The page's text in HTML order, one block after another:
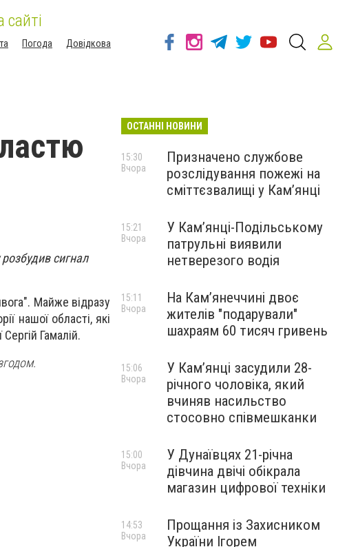
Погода
Довідкова
розбудив сигнал
Майже відразу
нашої області, які
Гамалій.
ОСТАННІ НОВИНИ
Призначено службове
розслідування пожежі на
сміттєзвалищі у Кам’янці
15:30
Вчора
У Кам’янці-Подільському
патрульні виявили
нетверезого водія
15:21
Вчора
На Камʼянеччині двоє
жителів "подарували"
шахраям 60 тисяч гривень
15:11
Вчора
У Камʼянці засудили 28-
річного чоловіка, який
вчиняв насильство
стосовно співмешканки
15:06
Вчора
У Дунаївцях 21-річна
дівчина двічі обікрала
магазин цифрової техніки
15:00
Вчора
Прощання із Захисником
України Ігорем
14:53
Вчора